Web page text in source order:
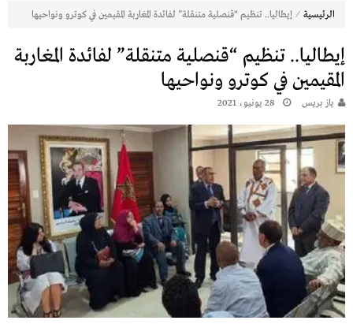
الرئيسية ⁄ إيطاليا.. تنظيم “قنصلية متنقلة” لفائدة المغاربة المقيمين في كوترو ونواحيها
إيطاليا.. تنظيم “قنصلية متنقلة” لفائدة المغاربة
المقيمين في كوترو ونواحيها
يـاز بريـس 28 يونيو، 2021